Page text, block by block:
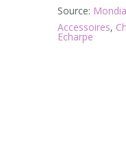
Source:
Accessoires,
Echarpe